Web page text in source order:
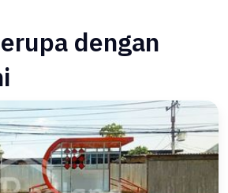
dengan